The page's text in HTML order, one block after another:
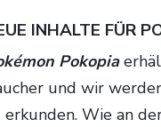
INHALTE FÜR
Pokopia
und wir
erkunden. Wie an